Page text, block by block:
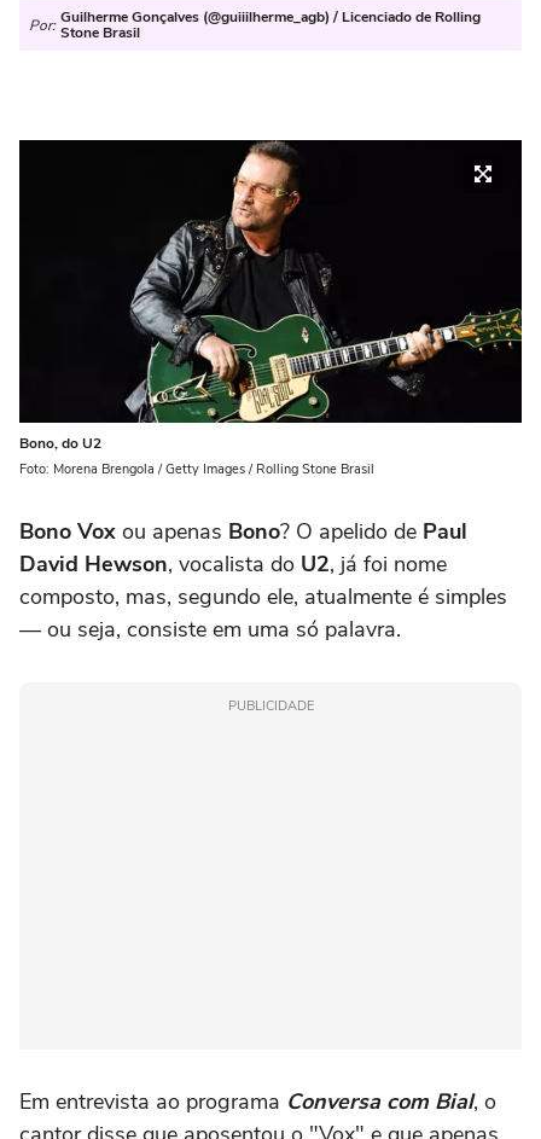
Por: Guilherme Gonçalves (@guiiilherme_agb) / Licenciado de Rolling
Stone Brasil
Bono, do U2
Foto: Morena Brengola / Getty Images / Rolling Stone Brasil
Bono Vox ou apenas Bono? O apelido de Paul
David Hewson, vocalista do U2, já foi nome
composto, mas, segundo ele, atualmente é simples
— ou seja, consiste em uma só palavra.
PUBLICIDADE
Em entrevista ao programa Conversa com Bial, o